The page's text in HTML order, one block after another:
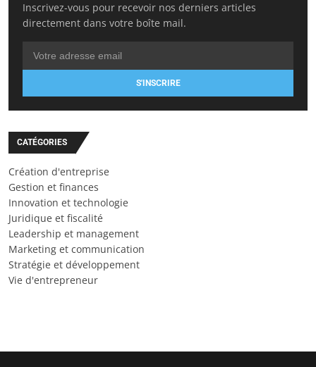
Inscrivez-vous pour recevoir nos derniers articles
directement dans votre boîte mail.
S'INSCRIRE
CATÉGORIES
Création d'entreprise
Gestion et finances
Innovation et technologie
Juridique et fiscalité
Leadership et management
Marketing et communication
Stratégie et développement
Vie d'entrepreneur